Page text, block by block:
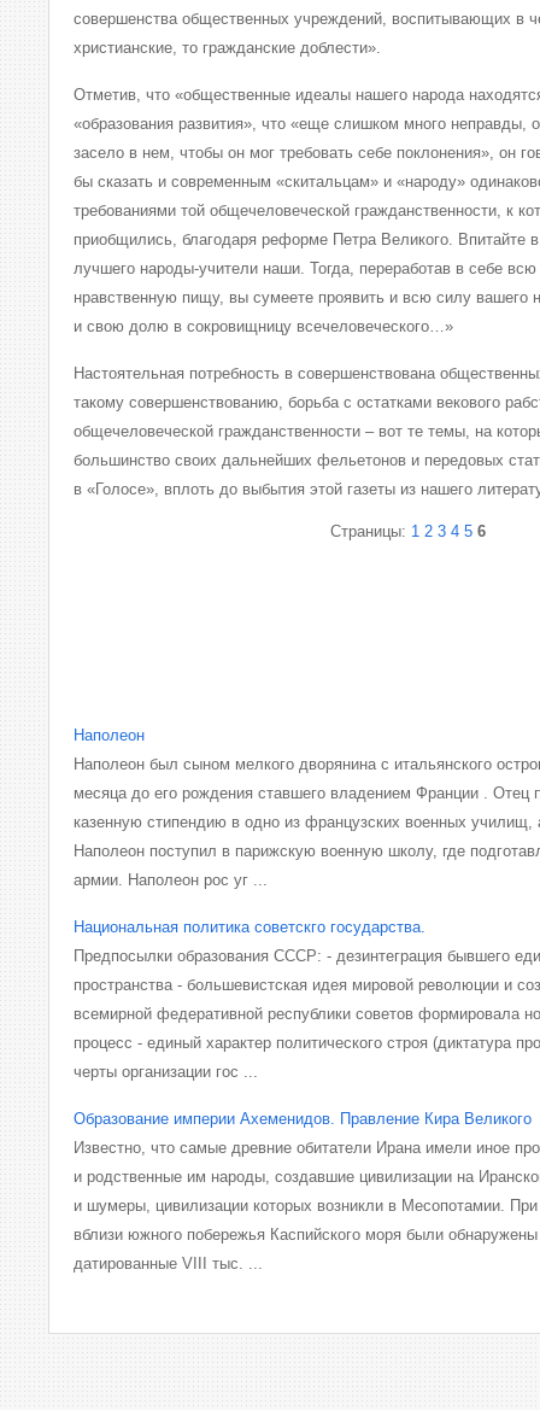
совершенства общественных учреждений, воспитывающих в
христианские, то гражданские доблести».
Отметив, что «общественные идеалы нашего народа
«образования развития», что «еще слишком много неправды,
засело в нем, чтобы он мог требовать себе поклонения», он
бы сказать и современным «скитальцам» и «народу»
требованиями той общечеловеческой гражданственности, к
приобщились, благодаря реформе Петра Великого. Впитайте
лучшего народы-учители наши. Тогда, переработав в себе
нравственную пищу, вы сумеете проявить и всю силу вашего
и свою долю в сокровищницу всечеловеческого…»
Настоятельная потребность в совершенствована
такому совершенствованию, борьба с остатками векового
общечеловеческой гражданственности – вот те темы, на
большинство своих дальнейших фельетонов и передовых
в «Голосе», вплоть до выбытия этой газеты из нашего
Страницы: 1 2 3 4 5 6
Наполеон
Наполеон был сыном мелкого дворянина с итальянского
месяца до его рождения ставшего владением Франции . Отец
казенную стипендию в одно из французских военных училищ,
Наполеон поступил в парижскую военную школу, где
армии. Наполеон рос уг ...
Национальная политика советскго государства.
Предпосылки образования СССР: - дезинтеграция бывшего
пространства - большевистская идея мировой революции и
всемирной федеративной республики советов формировала
процесс - единый характер политического строя (диктатура
черты организации гос ...
Образование империи Ахеменидов. Правление Кира Великого
Известно, что самые древние обитатели Ирана имели иное
и родственные им народы, создавшие цивилизации на
и шумеры, цивилизации которых возникли в Месопотамии.
вблизи южного побережья Каспийского моря были
датированные VIII тыс. ...